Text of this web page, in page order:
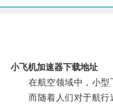
小飞机加速器下载地址
在航空领域中，小型
而随着人们对于航行